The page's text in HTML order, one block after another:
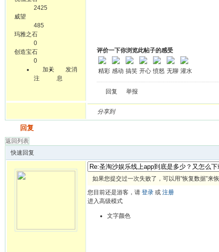
2425
威望
485
玛雅之石
0
创造宝石
0
加关
注
发消
息
评价一下你浏览此帖子的感受
精彩 感动 搞笑 开心 愤怒 无聊 灌水
回复 举报
分享到
回复
返回列表
快速回复
如果您提交过一次失败了，可以用”恢复数据”来
您目前还是游客，请 登录 或 注册
进入高级模式
文字颜色